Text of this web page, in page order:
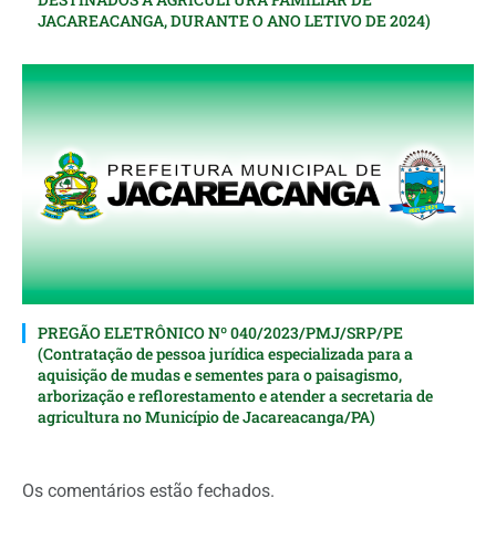
JACAREACANGA, DURANTE O ANO LETIVO DE 2024)
PREGÃO ELETRÔNICO Nº 040/2023/PMJ/SRP/PE
(Contratação de pessoa jurídica especializada para a
aquisição de mudas e sementes para o paisagismo,
arborização e reflorestamento e atender a secretaria de
agricultura no Município de Jacareacanga/PA)
Os comentários estão fechados.